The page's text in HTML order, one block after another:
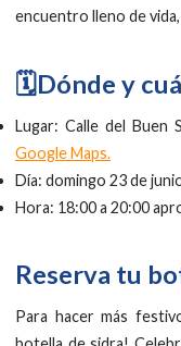
encuentro lleno de
🗓Dónde y
Lugar: Calle del Buen
Google Maps.
Día: domingo 23 de
Hora: 18:00 a 20:00
Reserva tu
Para hacer más